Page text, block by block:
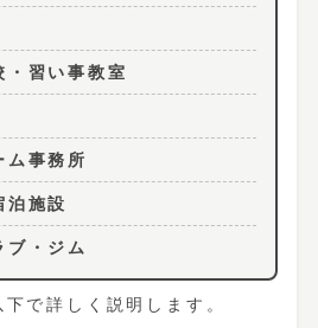
・習い事教室
ム事務所
泊施設
ブ・ジム
で詳しく説明します。